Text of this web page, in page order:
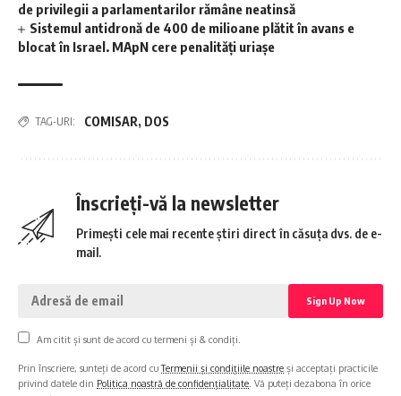
de privilegii a parlamentarilor rămâne neatinsă
Sistemul antidronă de 400 de milioane plătit în avans e
blocat în Israel. MApN cere penalități uriașe
TAG-URI: COMISAR, DOS
Înscrieți-vă la newsletter
Primești cele mai recente știri direct în căsuța dvs. de e-
mail.
Am citit și sunt de acord cu termeni și & condiți.
Prin înscriere, sunteți de acord cuTermenii și condițiile noastre și acceptați practicile
privind datele din Politica noastră de confidențialitate . Vă puteți dezabona în orice